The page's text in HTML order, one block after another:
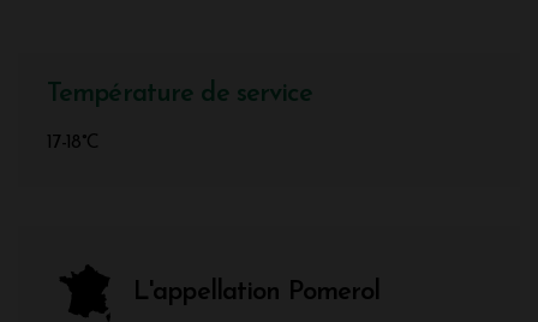
Température de service
17-18°C
L'appellation Pomerol